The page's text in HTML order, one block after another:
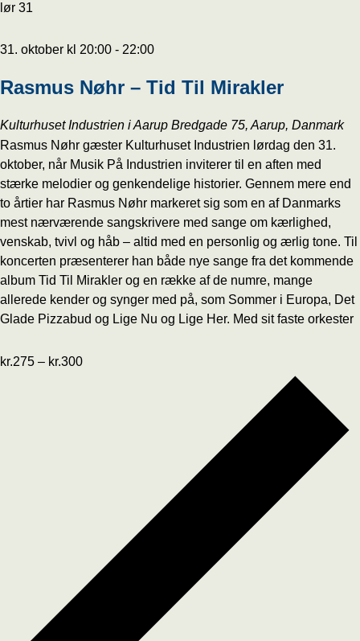
lør 31
31. oktober kl 20:00 - 22:00
Rasmus Nøhr – Tid Til Mirakler
Kulturhuset Industrien i Aarup Bredgade 75, Aarup, Danmark
Rasmus Nøhr gæster Kulturhuset Industrien lørdag den 31.
oktober, når Musik På Industrien inviterer til en aften med
stærke melodier og genkendelige historier. Gennem mere end
to årtier har Rasmus Nøhr markeret sig som en af Danmarks
mest nærværende sangskrivere med sange om kærlighed,
venskab, tvivl og håb – altid med en personlig og ærlig tone. Til
koncerten præsenterer han både nye sange fra det kommende
album Tid Til Mirakler og en række af de numre, mange
allerede kender og synger med på, som Sommer i Europa, Det
Glade Pizzabud og Lige Nu og Lige Her. Med sit faste orkester
kr.275 – kr.300